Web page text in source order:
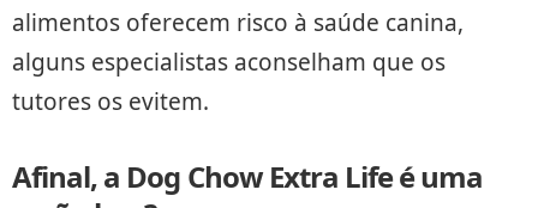
alimentos oferecem risco à saúde canina,
alguns especialistas aconselham que os
tutores os evitem.
Afinal, a Dog Chow Extra Life é uma